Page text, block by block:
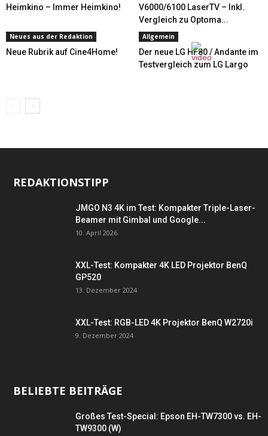
Heimkino – Immer Heimkino!
V6000/6100 LaserTV – Inkl.
Vergleich zu Optoma...
Neues aus der Redaktion
Neue Rubrik auf Cine4Home!
Allgemein
Der neue LG HF80 / Andante im
Testvergleich zum LG Largo
REDAKTIONSTIPP
JMGO N3 4K im Test: Kompakter Triple-Laser-
Beamer mit Gimbal und Google...
10. April 2026
XXL-Test: Kompakter 4K LED Projektor BenQ
GP520
13. Dezember 2024
XXL-Test: RGB-LED 4K Projektor BenQ W2720i
9. Dezember 2024
BELIEBTE BEITRÄGE
Großes Test-Special: Epson EH-TW7300 vs. EH-
TW9300 (W)